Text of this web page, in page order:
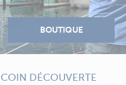
COIN DÉCOUVERTE